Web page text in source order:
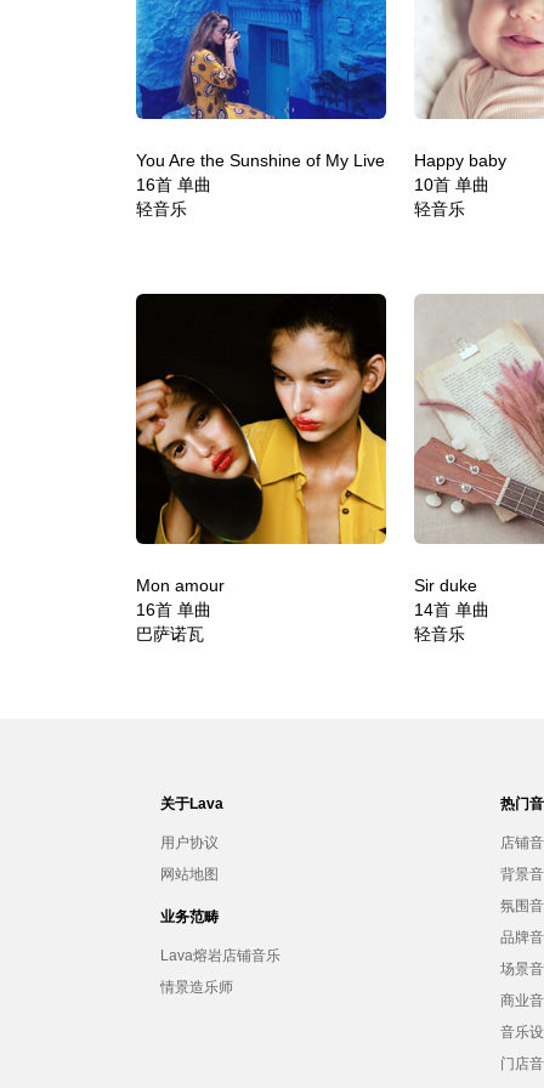
You Are the Sunshine of My Live
16首 单曲
轻音乐
Happy baby
10首 单曲
轻音乐
Mon amour
16首 单曲
巴萨诺瓦
Sir duke
14首 单曲
轻音乐
关于Lava
用户协议
网站地图
业务范畴
Lava熔岩店铺音乐
情景造乐师
热门
店铺
背景
氛围
品牌
场景
商业
音乐
门店